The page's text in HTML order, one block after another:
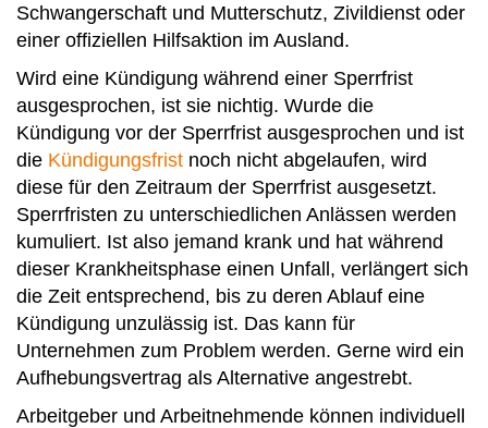
Schwangerschaft und Mutterschutz, Zivildienst oder
einer offiziellen Hilfsaktion im Ausland.
Wird eine Kündigung während einer Sperrfrist
ausgesprochen, ist sie nichtig. Wurde die
Kündigung vor der Sperrfrist ausgesprochen und ist
die Kündigungsfrist noch nicht abgelaufen, wird
diese für den Zeitraum der Sperrfrist ausgesetzt.
Sperrfristen zu unterschiedlichen Anlässen werden
kumuliert. Ist also jemand krank und hat während
dieser Krankheitsphase einen Unfall, verlängert sich
die Zeit entsprechend, bis zu deren Ablauf eine
Kündigung unzulässig ist. Das kann für
Unternehmen zum Problem werden. Gerne wird ein
Aufhebungsvertrag als Alternative angestrebt.
Arbeitgeber und Arbeitnehmende können individuell